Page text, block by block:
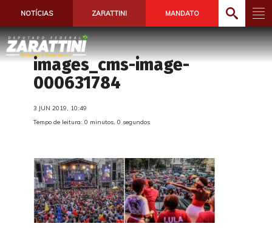
NOTÍCIAS ZARATTINI MANDATO
images_cms-image-
000631784
3 JUN 2019, 10:49
Tempo de leitura: 0 minutos, 0 segundos